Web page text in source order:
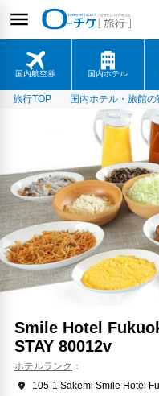
国内航空券 国内ホテル
旅行TOP 国内ホテル・旅館
Smile Hotel
STAY 80012v
ホテルランク
105-1 Sakemi Smile Hotel